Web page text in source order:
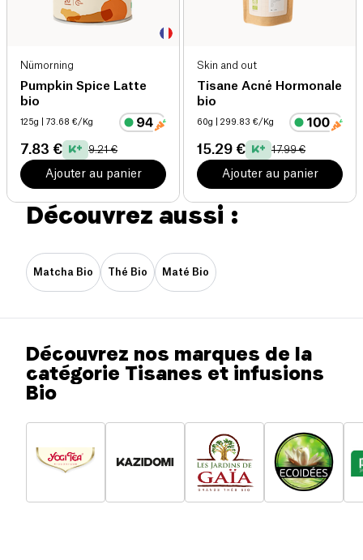
Nümorning
Pumpkin Spice Latte
bio
125g | 73.68 €/Kg
7.83 € 9.21 €
Ajouter au panier
Skin and out
Tisane Acné Hormonale
bio
60g | 299.83 €/Kg
15.29 € 17.99 €
Ajouter au panier
Découvrez aussi :
Matcha Bio Thé Bio Maté Bio
Découvrez nos marques de la
catégorie Tisanes et infusions
Bio